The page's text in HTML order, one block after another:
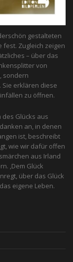
gestalteten
fest. Zugleich zeigen
– über das
von
sondern
erklären diese
zu öffnen.
Glücks aus
an, in denen
ist, beschreibt
wie wir dafür offen
aus Irland
‚Dem Glück
über das Glück
eigene Leben.